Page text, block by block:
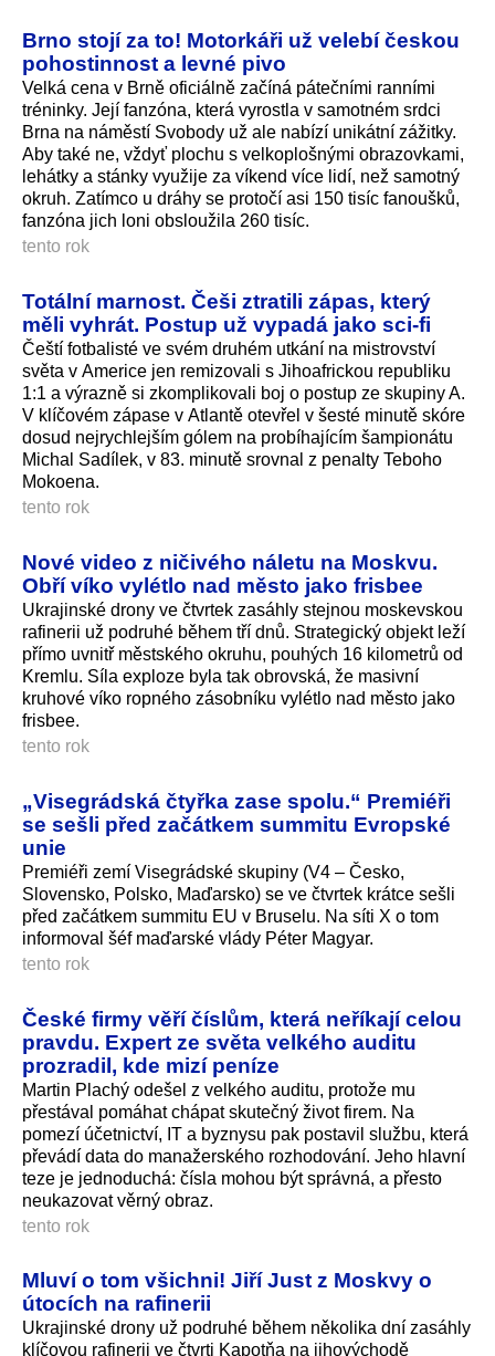
Brno stojí za to! Motorkáři už velebí českou
pohostinnost a levné pivo
Velká cena v Brně oficiálně začíná pátečními ranními
tréninky. Její fanzóna, která vyrostla v samotném srdci
Brna na náměstí Svobody už ale nabízí unikátní zážitky.
Aby také ne, vždyť plochu s velkoplošnými obrazovkami,
lehátky a stánky využije za víkend více lidí, než samotný
okruh. Zatímco u dráhy se protočí asi 150 tisíc fanoušků,
fanzóna jich loni obsloužila 260 tisíc.
tento rok
Totální marnost. Češi ztratili zápas, který
měli vyhrát. Postup už vypadá jako sci-fi
Čeští fotbalisté ve svém druhém utkání na mistrovství
světa v Americe jen remizovali s Jihoafrickou republiku
1:1 a výrazně si zkomplikovali boj o postup ze skupiny A.
V klíčovém zápase v Atlantě otevřel v šesté minutě skóre
dosud nejrychlejším gólem na probíhajícím šampionátu
Michal Sadílek, v 83. minutě srovnal z penalty Teboho
Mokoena.
tento rok
Nové video z ničivého náletu na Moskvu.
Obří víko vylétlo nad město jako frisbee
Ukrajinské drony ve čtvrtek zasáhly stejnou moskevskou
rafinerii už podruhé během tří dnů. Strategický objekt leží
přímo uvnitř městského okruhu, pouhých 16 kilometrů od
Kremlu. Síla exploze byla tak obrovská, že masivní
kruhové víko ropného zásobníku vylétlo nad město jako
frisbee.
tento rok
„Visegrádská čtyřka zase spolu.“ Premiéři
se sešli před začátkem summitu Evropské
unie
Premiéři zemí Visegrádské skupiny (V4 – Česko,
Slovensko, Polsko, Maďarsko) se ve čtvrtek krátce sešli
před začátkem summitu EU v Bruselu. Na síti X o tom
informoval šéf maďarské vlády Péter Magyar.
tento rok
České firmy věří číslům, která neříkají celou
pravdu. Expert ze světa velkého auditu
prozradil, kde mizí peníze
Martin Plachý odešel z velkého auditu, protože mu
přestával pomáhat chápat skutečný život firem. Na
pomezí účetnictví, IT a byznysu pak postavil službu, která
převádí data do manažerského rozhodování. Jeho hlavní
teze je jednoduchá: čísla mohou být správná, a přesto
neukazovat věrný obraz.
tento rok
Mluví o tom všichni! Jiří Just z Moskvy o
útocích na rafinerii
Ukrajinské drony už podruhé během několika dní zasáhly
klíčovou rafinerii ve čtvrti Kapotňa na jihovýchodě